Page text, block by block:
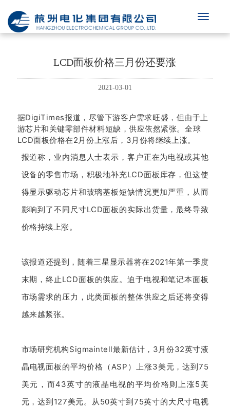
LCD面板价格三月份还要涨
2021-03-01
据DigiTimes报道，尽管下游客户需求旺盛，但由于上
游芯片和关键零部件材料短缺，供应依然紧张。全球
LCD面板价格在2月份上涨后，3月份将继续上涨。
报道称，业内消息人士表示，客户正在为电视或其他
设备的零售市场，积极地补充LCD面板库存，但这使
得显示驱动芯片和玻璃基板短缺情况更加严重，从而
影响到了不同尺寸LCD面板的实际出货量，最终导致
价格持续上涨。
该报道还提到，随着三星显示器将在2021年第一季度
末期，终止LCD面板的供应。迫于电视和笔记本面板
市场需求的压力，此类面板的整体供应之后还将变得
越来越紧张。
市场研究机构Sigmaintell最新估计，3月份32英寸液
晶电视面板的平均价格（ASP）上涨3美元，达到75
美元，而43英寸的液晶电视的平均价格则上涨5美
元，达到127美元。从50英寸到75英寸的大尺寸电视